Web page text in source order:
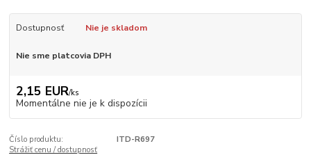
Dostupnosť Nie je skladom
Nie sme platcovia DPH
2,15 EUR/ks
Momentálne nie je k dispozícii
Číslo produktu:
ITD-R697
Strážiť cenu / dostupnosť